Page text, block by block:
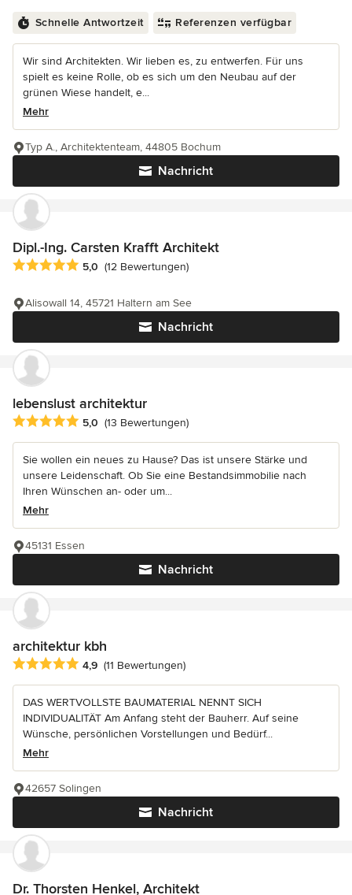
Schnelle Antwortzeit Referenzen verfügbar
Wir sind Architekten. Wir lieben es, zu entwerfen. Für uns
spielt es keine Rolle, ob es sich um den Neubau auf der
grünen Wiese handelt, e...
Mehr
Nachricht
Typ A., Architektenteam, 44805 Bochum
Dipl.-Ing. Carsten Krafft Architekt
Durchschnittliche Bewertung: 5 von 5 Sternen
5,0 (12 Bewertungen)
Nachricht
Alisowall 14, 45721 Haltern am See
lebenslust architektur
Durchschnittliche Bewertung: 5 von 5 Sternen
5,0 (13 Bewertungen)
Sie wollen ein neues zu Hause? Das ist unsere Stärke und
unsere Leidenschaft. Ob Sie eine Bestandsimmobilie nach
Ihren Wünschen an- oder um...
Mehr
Nachricht
45131 Essen
architektur kbh
Durchschnittliche Bewertung: 4.9 von 5 Sternen
4,9 (11 Bewertungen)
DAS WERTVOLLSTE BAUMATERIAL NENNT SICH
INDIVIDUALITÄT Am Anfang steht der Bauherr. Auf seine
Wünsche, persönlichen Vorstellungen und Bedürf...
Mehr
Nachricht
42657 Solingen
Dr. Thorsten Henkel, Architekt